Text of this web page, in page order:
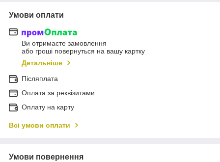
Умови оплати
Ви отримаєте замовлення
або гроші повернуться на вашу картку
Детальніше
Післяплата
Оплата за реквізитами
Оплату на карту
Всі умови оплати
Умови повернення